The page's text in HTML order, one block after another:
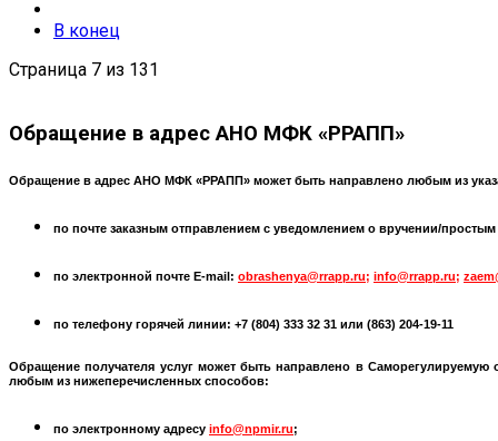
В конец
Страница 7 из 131
Обращение в адрес АНО МФК «РРАПП»
Обращение в адрес АНО МФК «РРАПП» может быть направлено любым из
по почте заказным отправлением с уведомлением о вручении/
по электронной почте E-mail: obrashenya@rrapp.ru; info@rrapp.ru;
по телефону горячей линии: +7 (804) 333 32 31 или (863) 204-19-11
Обращение получателя услуг может быть направлено в Саморегулируемую
любым из нижеперечисленных способов:
по электронному адресу info@npmir.ru;